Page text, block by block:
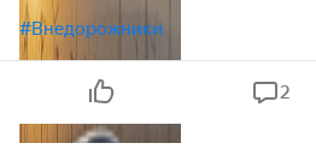
#Внедорожники
2